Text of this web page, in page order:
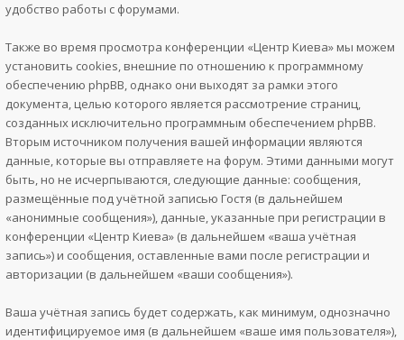
удобство работы с форумами.
Также во время просмотра конференции «Центр Киева» мы можем
установить cookies, внешние по отношению к программному
обеспечению phpBB, однако они выходят за рамки этого
документа, целью которого является рассмотрение страниц,
созданных исключительно программным обеспечением phpBB.
Вторым источником получения вашей информации являются
данные, которые вы отправляете на форум. Этими данными могут
быть, но не исчерпываются, следующие данные: сообщения,
размещённые под учётной записью Гостя (в дальнейшем
«анонимные сообщения»), данные, указанные при регистрации в
конференции «Центр Киева» (в дальнейшем «ваша учётная
запись») и сообщения, оставленные вами после регистрации и
авторизации (в дальнейшем «ваши сообщения»).
Ваша учётная запись будет содержать, как минимум, однозначно
идентифицируемое имя (в дальнейшем «ваше имя пользователя»),